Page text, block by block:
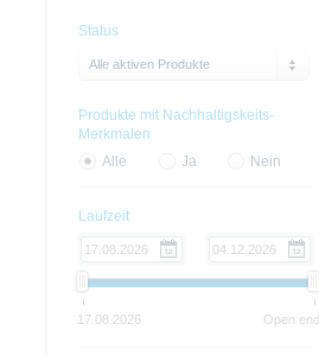
Status
Alle aktiven Produkte
Produkte mit Nachhaltigskeits-
Merkmalen
Alle
Ja Nein
Laufzeit
17.08.2026 Open end